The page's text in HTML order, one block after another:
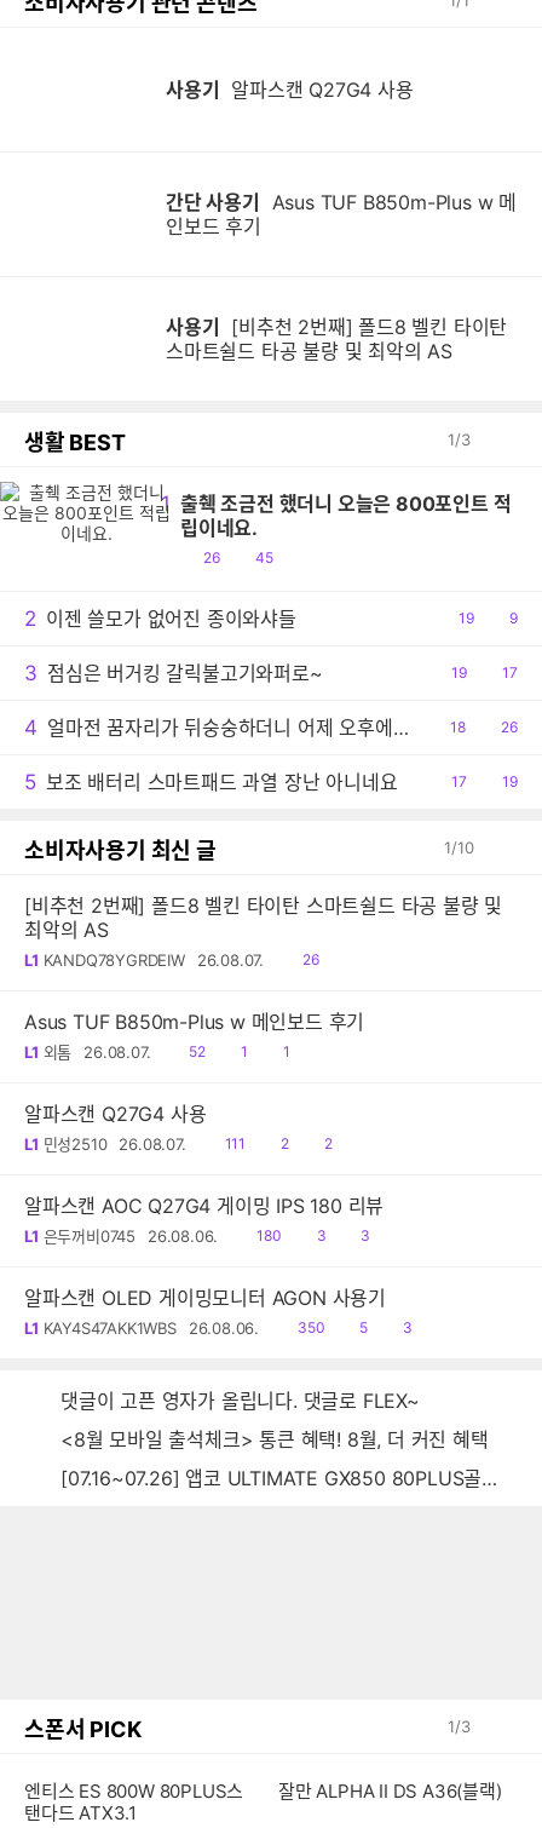
사용기 알파스캔 Q27G4 사용
간단 사용기
인보드 후기
사용기
스마트쉴드 타공 불량 및 최악의 AS
생활 BEST 1/3
1 출췍 조금전 했더니 오늘은 800포인트 적
립이네요.
공
26
댓
45
2 이젠 쓸모가 없어진 종이와샤들
공
19
댓
9
3 점심은 버거킹 갈릭불고기와퍼로~
공
19
댓
17
4 얼마전 꿈자리가 뒤숭숭하더니 어제 오후에는 결국 사고 당했습니다.
공
18
댓
26
5 보조 배터리 스마트패드 과열 장난 아니네요
공
17
댓
19
소비자사용기 최신 글 1/10
[비추천 2번째] 폴드8 벨킨 타이탄 스마트쉴드 타공 불량 및
최악의 AS
L1 KANDQ78YGRDEIW 26.08.07.
읽
26
Asus TUF B850m-Plus w 메인보드 후기
L1 외톰 26.08.07.
읽
52
공1
댓1
알파스캔 Q27G4 사용
L1 민성2510 26.08.07.
읽
111
공
2
댓
2
알파스캔 AOC Q27G4 게이밍 IPS 180 리뷰
L1 은두꺼비0745 26.08.06.
읽
180
공
3
댓
3
알파스캔 OLED 게이밍모니터 AGON 사용기
L1 KAY4S47AKK1WBS 26.08.06.
읽
350
공
5
댓
3
댓글이 고픈 영자가 올립니다. 댓글로 FLEX~
<8월 모바일 출석체크> 통큰 혜택! 8월, 더 커진 혜택
[07.16~07.26] 앱코 ULTIMATE GX850 80PLUS골드 풀모듈러 ATX3.0 블랙
스폰서 PICK 1/3
엔티스 ES 800W 80PLUS스
탠다드 ATX3.1
잘만 ALPHA II DS A36(블랙)